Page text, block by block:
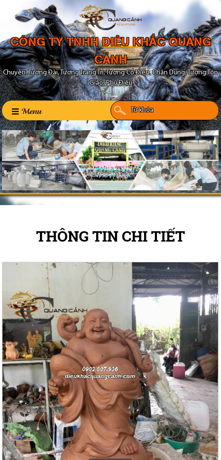
CÔNG TY TNHH ĐIÊU KHẮC QUANG
CẢNH
Chuyên: Tượng Đài, Tượng Trang Trí, Tượng Cổ Điển, Chân Dung, Tượng Tôn
Giáo, Phù Điêu
Menu
THÔNG TIN CHI TIẾT